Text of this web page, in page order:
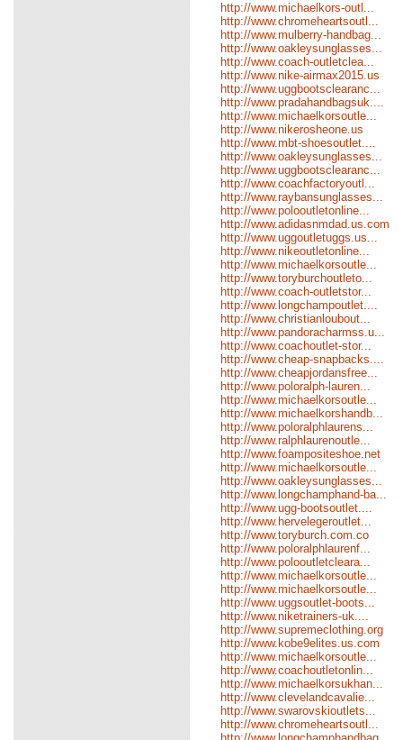
http://www.michaelkors-outl...
http://www.chromeheartsoutl...
http://www.mulberry-handbag...
http://www.oakleysunglasses...
http://www.coach-outletclea...
http://www.nike-airmax2015.us
http://www.uggbootsclearanc...
http://www.pradahandbagsuk....
http://www.michaelkorsoutle...
http://www.nikerosheone.us
http://www.mbt-shoesoutlet....
http://www.oakleysunglasses...
http://www.uggbootsclearanc...
http://www.coachfactoryoutl...
http://www.raybansunglasses...
http://www.polooutletonline...
http://www.adidasnmdad.us.com
http://www.uggoutletuggs.us...
http://www.nikeoutletonline...
http://www.michaelkorsoutle...
http://www.toryburchoutleto...
http://www.coach-outletstor...
http://www.longchampoutlet....
http://www.christianloubout...
http://www.pandoracharmss.u...
http://www.coachoutlet-stor...
http://www.cheap-snapbacks....
http://www.cheapjordansfree...
http://www.poloralph-lauren...
http://www.michaelkorsoutle...
http://www.michaelkorshandb...
http://www.poloralphlaurens...
http://www.ralphlaurenoutle...
http://www.foampositeshoe.net
http://www.michaelkorsoutle...
http://www.oakleysunglasses...
http://www.longchamphand-ba...
http://www.ugg-bootsoutlet....
http://www.hervelegeroutlet...
http://www.toryburch.com.co
http://www.poloralphlaurenf...
http://www.polooutletcleara...
http://www.michaelkorsoutle...
http://www.michaelkorsoutle...
http://www.uggsoutlet-boots...
http://www.niketrainers-uk....
http://www.supremeclothing.org
http://www.kobe9elites.us.com
http://www.michaelkorsoutle...
http://www.coachoutletonlin...
http://www.michaelkorsukhan...
http://www.clevelandcavalie...
http://www.swarovskioutlets...
http://www.chromeheartsoutl...